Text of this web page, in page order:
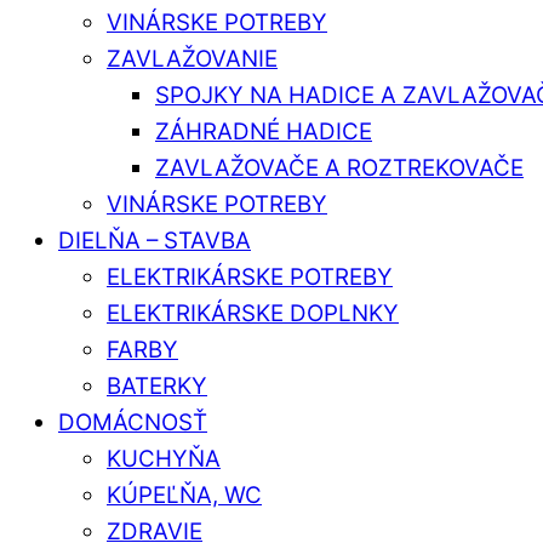
VINÁRSKE POTREBY
ZAVLAŽOVANIE
SPOJKY NA HADICE A
ZÁHRADNÉ HADICE
ZAVLAŽOVAČE A ROZTREKOVAČE
VINÁRSKE POTREBY
DIELŇA – STAVBA
ELEKTRIKÁRSKE POTREBY
ELEKTRIKÁRSKE DOPLNKY
FARBY
BATERKY
DOMÁCNOSŤ
KUCHYŇA
KÚPEĽŇA, WC
ZDRAVIE